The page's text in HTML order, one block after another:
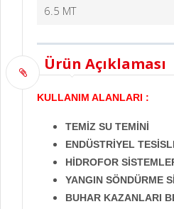
6.5 MT
Ürün Açıklaması
KULLANIM ALANLARI :
TEMİZ SU TEMİNİ
ENDÜSTRİYEL
HİDROFOR
YANGIN SÖNDÜRME
BUHAR KAZANLARI